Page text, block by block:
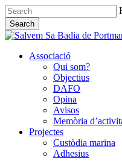
Skip
to
main
content
Search
Close
Associació
Qui som?
Objectius
DAFO
Opina
Avisos
Memòria
Projectes
Custòdia marina
Adhesius